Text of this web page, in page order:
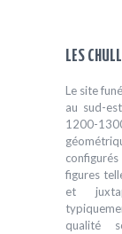
LES
Le site
au sud-
1200-
figures
et
qualité